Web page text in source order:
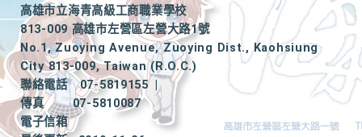
高雄市立海青高級工商職業學校
813-009 高雄市左營區左營大路1號
No.1, Zuoying Avenue, Zuoying Dist., Kaohsiung
City 813-009, Taiwan (R.O.C.)
聯絡電話
07-5819155
|
傳真
07-5810087
電子信箱